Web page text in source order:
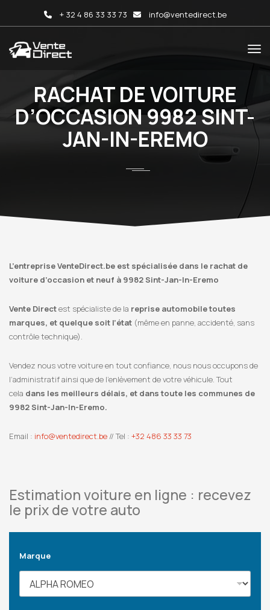
+ 32 4 86 33 33 73 info@ventedirect.be
RACHAT DE VOITURE
D’OCCASION 9982 SINT-
JAN-IN-EREMO
L’entreprise VenteDirect.be est spécialisée dans le rachat de
voiture d’occasion et neuf à 9982 Sint-Jan-In-Eremo
Vente Directest spécialiste de la reprise automobile toutes
marques, et quelque soit l’état (même en panne, accidenté, sans
contrôle technique).
Vendez nous votre voiture en tout confiance, nous nous occupons de
l’administratif ainsi que de l’enlèvement de votre véhicule. Tout
cela dans les meilleurs délais, et dans toute les communes de
9982 Sint-Jan-In-Eremo.
Email : info@ventedirect.be // Tel : +32 486 33 33 73
Estimation voiture en ligne : recevez
le prix de votre auto
Marque